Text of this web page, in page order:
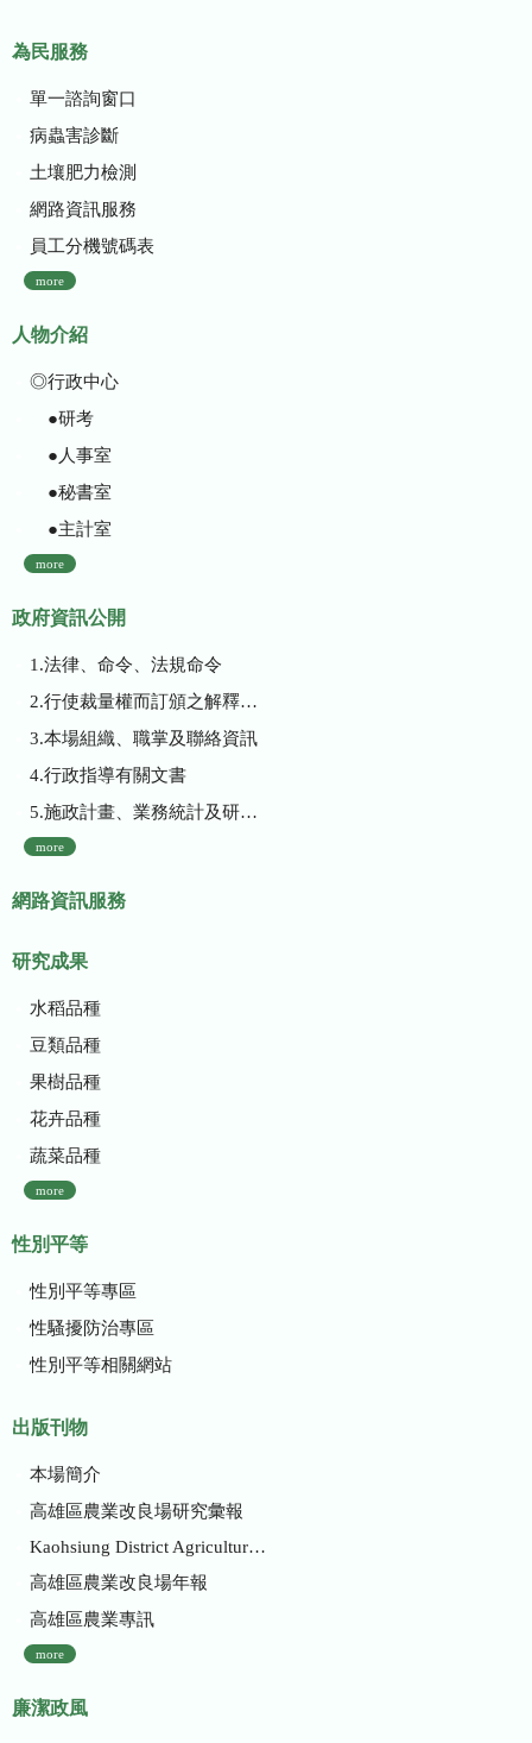
為民服務
單一諮詢窗口
病蟲害診斷
土壤肥力檢測
網路資訊服務
員工分機號碼表
more
人物介紹
◎行政中心
●研考
●人事室
●秘書室
●主計室
more
政府資訊公開
1.法律、命令、法規命令
2.行使裁量權而訂頒之解釋性規定及裁量基準
3.本場組織、職掌及聯絡資訊
4.行政指導有關文書
5.施政計畫、業務統計及研究報告
more
網路資訊服務
研究成果
水稻品種
豆類品種
果樹品種
花卉品種
蔬菜品種
more
性別平等
性別平等專區
性騷擾防治專區
性別平等相關網站
出版刊物
本場簡介
高雄區農業改良場研究彙報
Kaohsiung District Agricultural Research and Extension Station
高雄區農業改良場年報
高雄區農業專訊
more
廉潔政風